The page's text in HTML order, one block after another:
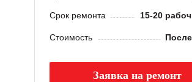
Срок ремонта 15-20
Стоимость
Заявка на ремонт